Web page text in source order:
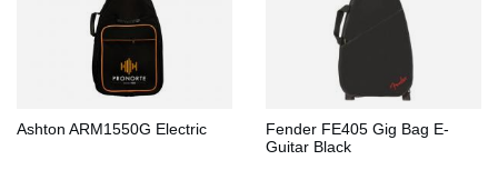
Ashton ARM1550G Electric
Fender FE405 Gig Bag E-
Guitar Black